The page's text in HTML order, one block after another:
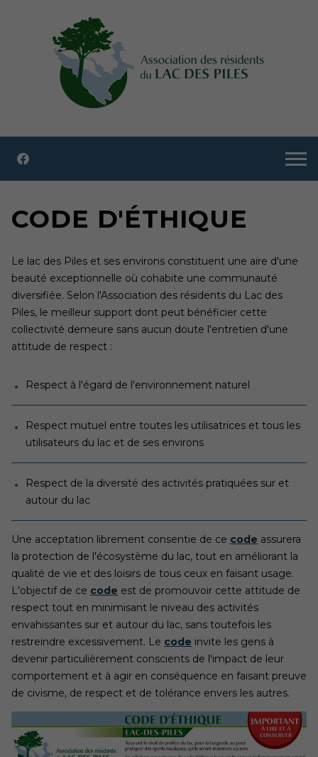
CODE D'ÉTHIQUE
Le lac des Piles et ses environs constituent une aire d'une
beauté exceptionnelle où cohabite une communauté
diversifiée. Selon l'Association des résidents du Lac des
Piles, le meilleur support dont peut bénéficier cette
collectivité demeure sans aucun doute l'entretien d'une
attitude de respect :
Respect à l'égard de l'environnement naturel
Respect mutuel entre toutes les utilisatrices et tous les
utilisateurs du lac et de ses environs
Respect de la diversité des activités pratiquées sur et
autour du lac
Une acceptation librement consentie de ce code assurera
la protection de l'écosystème du lac, tout en améliorant la
qualité de vie et des loisirs de tous ceux en faisant usage.
L'objectif de ce code est de promouvoir cette attitude de
respect tout en minimisant le niveau des activités
envahissantes sur et autour du lac, sans toutefois les
restreindre excessivement. Le code invite les gens à
devenir particulièrement conscients de l'impact de leur
comportement et à agir en conséquence en faisant preuve
de civisme, de respect et de tolérance envers les autres.